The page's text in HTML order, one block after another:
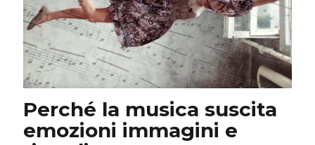
Perché la musica suscita
emozioni immagini e